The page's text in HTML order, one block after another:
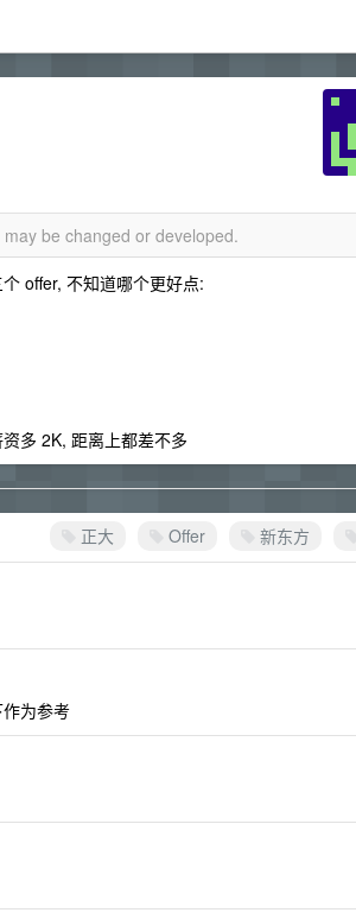
be changed or developed.
offer, 不知道哪个更好点:
多 2K, 距离上都差不多
正大 Offer 新东方
为参考